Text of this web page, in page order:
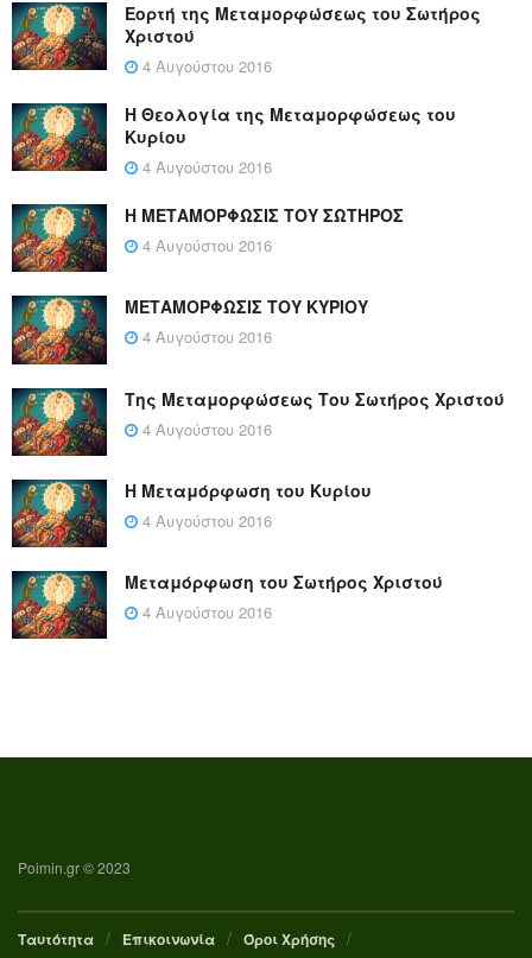
Εορτή της Μεταμορφώσεως του Σωτήρος
Χριστού
4 Αυγούστου 2016
Η Θεολογία της Μεταμορφώσεως του
Κυρίου
4 Αυγούστου 2016
Η ΜΕΤΑΜΟΡΦΩΣΙΣ ΤΟΥ ΣΩΤΗΡΟΣ
4 Αυγούστου 2016
ΜΕΤΑΜΟΡΦΩΣΙΣ ΤΟΥ ΚΥΡΙΟΥ
4 Αυγούστου 2016
Της Μεταμορφώσεως Του Σωτήρος Χριστού
4 Αυγούστου 2016
Η Μεταμόρφωση του Κυρίου
4 Αυγούστου 2016
Μεταμόρφωση του Σωτήρος Χριστού
4 Αυγούστου 2016
Poimin.gr © 2023
Ταυτότητα Επικοινωνία
Όροι Χρήσης